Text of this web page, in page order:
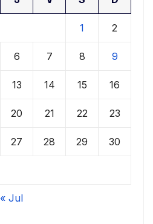
1 2
6 7 8 9
13 14 15 16
20 21 22 23
27 28 29 30
« Jul